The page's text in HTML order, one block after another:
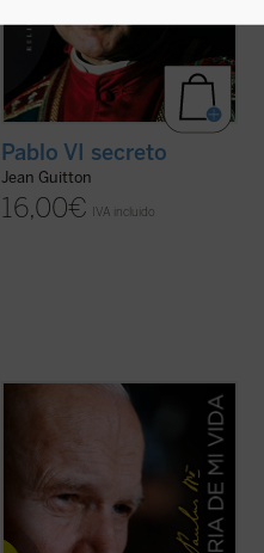
Pablo VI secreto
Jean Guitton
16,00€ IVA incluido
Una verdadera "autobiografía" del papa
Wojtyla elaborada a partir de las
confidencias personales que él mismo fue
revelando en los cerca de quince mil textos
y discursos que llevo a cabo durante sus
27 años de pontificado....